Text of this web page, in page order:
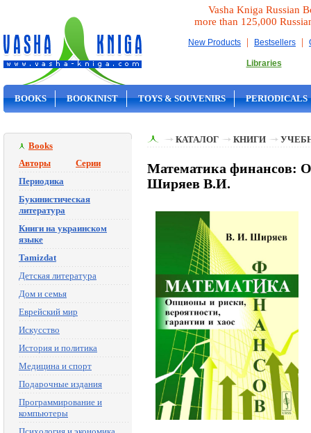
Vasha Kniga Russian
more than 125,000
New Products | Bestsellers |
Libraries
BOOKS BOOKINIST TOYS & SOUVENIRS PERIODICALS
Books
Авторы
Серии
Периодика
Букинистическая
литература
Книги на украинском
языке
Tamizdat
Детская литература
Дом и семья
Еврейский мир
Искусство
История и политика
Медицина и спорт
Подарочные издания
Программирование и
компьютеры
КАТАЛОГ КНИГИ
Математика финансов:
Ширяев В.И.